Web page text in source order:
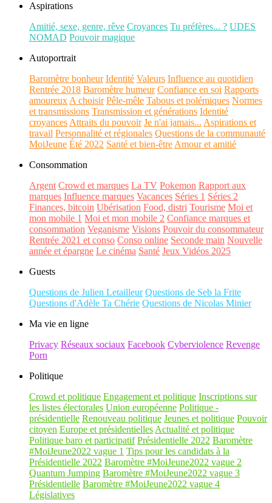
Aspirations
Amitié, sexe, genre, rêve Croyances Tu préfères... ? UDES
NOMAD Pouvoir magique
Autoportrait
Baromètre bonheur Identité Valeurs Influence au quotidien
Rentrée 2018 Baromètre humeur Confiance en soi Rapports
amoureux A choisir Pêle-mêle Tabous et polémiques Normes
et transmissions Transmission et générations Identité
croyances Attraits du pouvoir Je n'ai jamais... Aspirations et
travail Personnalité et régionales Questions de la communauté
MoiJeune Été 2022 Santé et bien-être Amour et amitié
Consommation
Argent Crowd et marques La TV Pokemon Rapport aux
marques Influence marques Vacances Séries 1 Séries 2
Finances, bitcoin Ubérisation Food, distri Tourisme Moi et
mon mobile 1 Moi et mon mobile 2 Confiance marques et
consommation Veganisme Visions Pouvoir du consommateur
Rentrée 2021 et conso Conso online Seconde main Nouvelle
année et épargne Le cinéma Santé Jeux Vidéos 2025
Guests
Questions de Julien Letailleur Questions de Seb la Frite
Questions d'Adèle Ta Chérie Questions de Nicolas Minier
Ma vie en ligne
Privacy Réseaux sociaux Facebook Cyberviolence Revenge
Porn
Politique
Crowd et politique Engagement et politique Inscriptions sur
les listes électorales Union européenne Politique -
présidentielle Renouveau politique Jeunes et politique Pouvoir
citoyen Europe et présidentielles Actualité et politique
Politique baro et participatif Présidentielle 2022 Baromètre
#MoiJeune2022 vague 1 Tips pour les candidats à la
Présidentielle 2022 Baromètre #MoiJeune2022 vague 2
Quantum Jumping Baromètre #MoiJeune2022 vague 3
Présidentielle Baromètre #MoiJeune2022 vague 4
Législatives